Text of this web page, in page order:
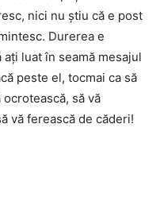
nici nu ştiu că e post
Durerea e
luat în seamă mesajul
peste el, tocmai ca să
să vă
vă ferească de căderi!